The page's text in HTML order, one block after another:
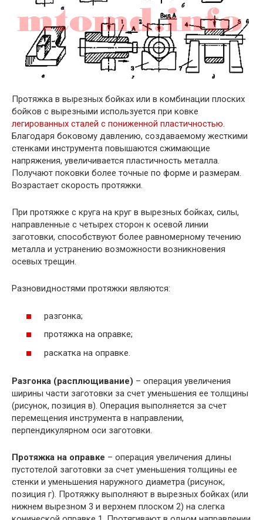
Протяжка в вырезных бойках или в комбинации плоских
бойков с вырезными используется при ковке
легированных сталей с пониженной пластичностью.
Благодаря боковому давлению, создаваемому жесткими
стенками инструмента повышаются сжимающие
напряжения, увеличивается пластичность металла.
Получают поковки более точные по форме и размерам.
Возрастает скорость протяжки.
При протяжке с круга на круг в вырезных бойках, силы,
направленные с четырех сторон к осевой линии
заготовки, способствуют более равномерному течению
металла и устранению возможности возникновения
осевых трещин.
Разновидностями протяжки являются:
разгонка;
протяжка на оправке;
раскатка на оправке.
Разгонка (расплющивание) – операция увеличения
ширины части заготовки за счет уменьшения ее толщины
(рисунок, позиция в). Операция выполняется за счет
перемещения инструмента в направлении,
перпендикулярном оси заготовки.
Протяжка на оправке – операция увеличения длины
пустотелой заготовки за счет уменьшения толщины ее
стенки и уменьшения наружного диаметра (рисунок,
позиция г). Протяжку выполняют в вырезных бойках (или
нижнем вырезном 3 и верхнем плоском 2) на слегка